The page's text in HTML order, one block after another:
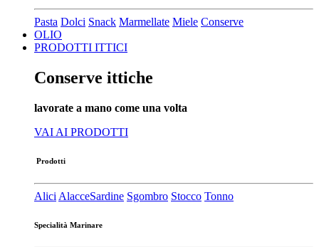
Pasta Dolci Snack Marmellate Miele Conserve
OLIO
PRODOTTI ITTICI
Conserve ittiche
lavorate a mano come una volta
VAI AI PRODOTTI
Prodotti
Alici AlacceSardine Sgombro Stocco Tonno
Specialità Marinare